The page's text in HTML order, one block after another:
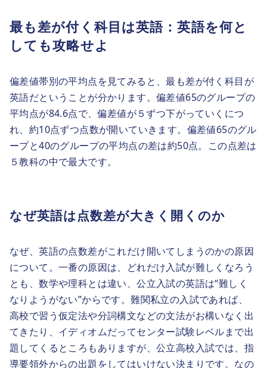
最も差が付く科目は英語：英語を何と
しても攻略せよ
偏差値帯別の平均点を見てみると、最も差が付く科目が
英語だということが分かります。偏差値65のグループの
平均点が84.6点で、偏差値が５ずつ下がっていくにつ
れ、約10点ずつ点数が開いていきます。偏差値65のグル
ープと40のグループの平均点の差は約50点。この点差は
５教科の中で最大です。
なぜ英語は点数差が大きく開くのか
なぜ、英語の点数差がこれだけ開いてしまうのかの原因
について。一番の原因は、どれだけ入試が難しくなろう
とも、数学や理科とは違い、公立入試の英語は“難しく
なりようがない”からです。難関私立の入試であれば、
高校で習う仮定法や分詞構文などの文法がお構いなく出
てきたり、イディオムだってセンター試験レベルまで出
題してくるところもありますが、公立高校入試では、指
導要領外からの出題をしてはいけない決まりです。なの